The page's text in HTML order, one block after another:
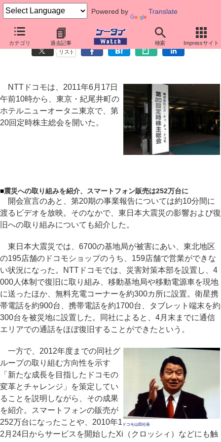
Powered by Translate
カテゴリ 過去記事 検索 Impressサイト
NTTドコモ、株主総会で「iPhoneの発売はない」と断言
リスト
NTTドコモは、2011年6月17日
午前10時から、東京・紀尾井町の
ホテルニューオータニ東京で、第
20回定時株主総会を開いた。
■震災への取り組みを紹介、スマートフォン販売は252万台に
開会宣言のあと、第20期の事業報告については約10分間に
渡るビデオを放映。そのなかで、東日本大震災の影響および復
旧への取り組みについても紹介した。
東日本大震災では、6700の基地局が被害にあい、東北地区
の195店舗のドコモショップのうち、159店舗で営業ができな
い状況になった。NTTドコモでは、災害対策本部を設置し、4
000人体制で復旧に取り組み、移動基地局や移動電源車を現地
に送ったほか、無料充電コーナーを約300カ所に設置。衛星携
帯電話を約900台、携帯電話を約1700台、タブレット端末を約
300台を被災地に設置した。同社によると、4月末までに通信
エリアでの通話をほぼ復旧することができたという。
ドコモ山田社長
一方で、2012年度までの同社グ
ループの取り組む方向性を示す
「新たな成長を目指したドコモの
変革とチャレンジ」を策定してい
ることを説明しながら、その成果
を紹介。スマートフォンの販売が
252万台になったことや、2010年1
2月24日からサービスを開始したXi（クロッシィ）などにも触